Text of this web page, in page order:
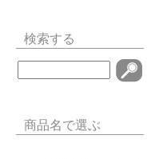
検索する
商品名で選ぶ